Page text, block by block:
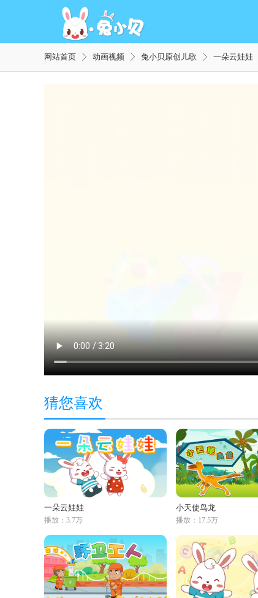
网站首页 动画视频 兔小贝原创儿歌 一朵云娃娃
猜您喜欢
一朵云娃娃
播放：3.7万
小天使鸟龙
播放：17.5万